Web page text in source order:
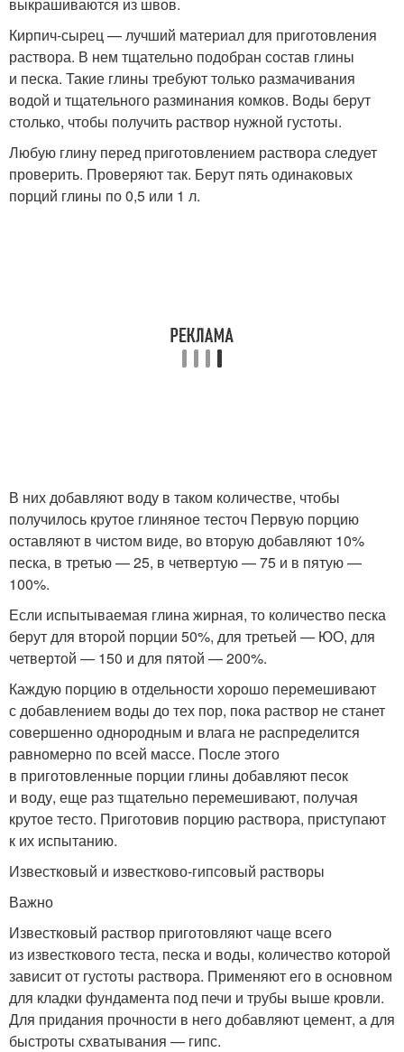
Кирпич-сырец — лучший материал для приготовления
раствора. В нем тщательно подобран состав глины
и песка. Такие глины требуют только размачивания
водой и тщательного разминания комков. Воды берут
столько, чтобы получить раствор нужной густоты.
Любую глину перед приготовлением раствора следует
проверить. Проверяют так. Берут пять одинаковых
порций глины по 0,5 или 1 л.
В них добавляют воду в таком количестве, чтобы
получилось крутое глиняное тесточ Первую порцию
оставляют в чистом виде, во вторую добавляют 10%
песка, в третью — 25, в четвертую — 75 и в пятую —
100%.
Если испытываемая глина жирная, то количество песка
берут для второй порции 50%, для третьей — ЮО, для
четвертой — 150 и для пятой — 200%.
Каждую порцию в отдельности хорошо перемешивают
с добавлением воды до тех пор, пока раствор не станет
совершенно однородным и влага не распределится
равномерно по всей массе. После этого
в приготовленные порции глины добавляют песок
и воду, еще раз тщательно перемешивают, получая
крутое тесто. Приготовив порцию раствора, приступают
к их испытанию.
Известковый и известково-гипсовый растворы
Важно
Известковый раствор приготовляют чаще всего
из известкового теста, песка и воды, количество которой
зависит от густоты раствора. Применяют его в основном
для кладки фундамента под печи и трубы выше кровли.
Для придания прочности в него добавляют цемент, а для
быстроты схватывания — гипс.